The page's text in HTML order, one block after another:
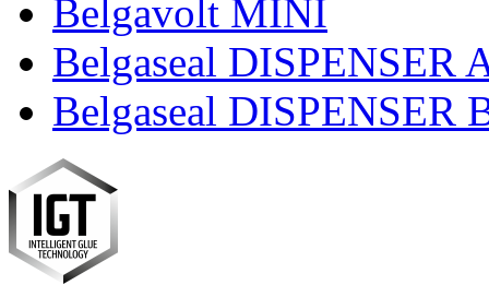
Belgavolt MINI
Belgaseal DISPENSER
Belgaseal DISPENSER